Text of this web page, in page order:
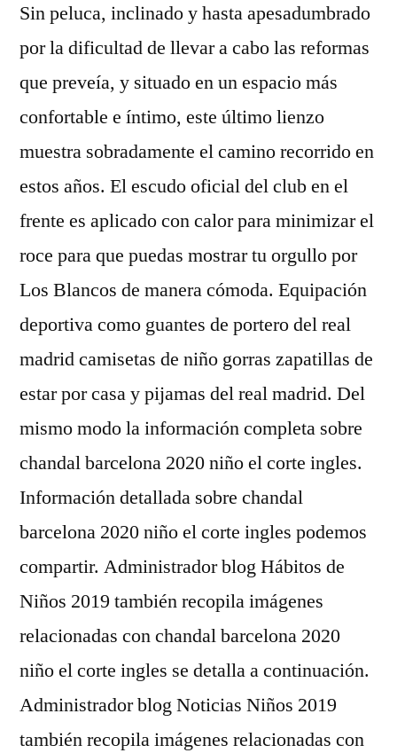
Sin peluca, inclinado y hasta apesadumbrado
por la dificultad de llevar a cabo las reformas
que preveía, y situado en un espacio más
confortable e íntimo, este último lienzo
muestra sobradamente el camino recorrido en
estos años. El escudo oficial del club en el
frente es aplicado con calor para minimizar el
roce para que puedas mostrar tu orgullo por
Los Blancos de manera cómoda. Equipación
deportiva como guantes de portero del real
madrid camisetas de niño gorras zapatillas de
estar por casa y pijamas del real madrid. Del
mismo modo la información completa sobre
chandal barcelona 2020 niño el corte ingles.
Información detallada sobre chandal
barcelona 2020 niño el corte ingles podemos
compartir. Administrador blog Hábitos de
Niños 2019 también recopila imágenes
relacionadas con chandal barcelona 2020
niño el corte ingles se detalla a continuación.
Administrador blog Noticias Niños 2019
también recopila imágenes relacionadas con